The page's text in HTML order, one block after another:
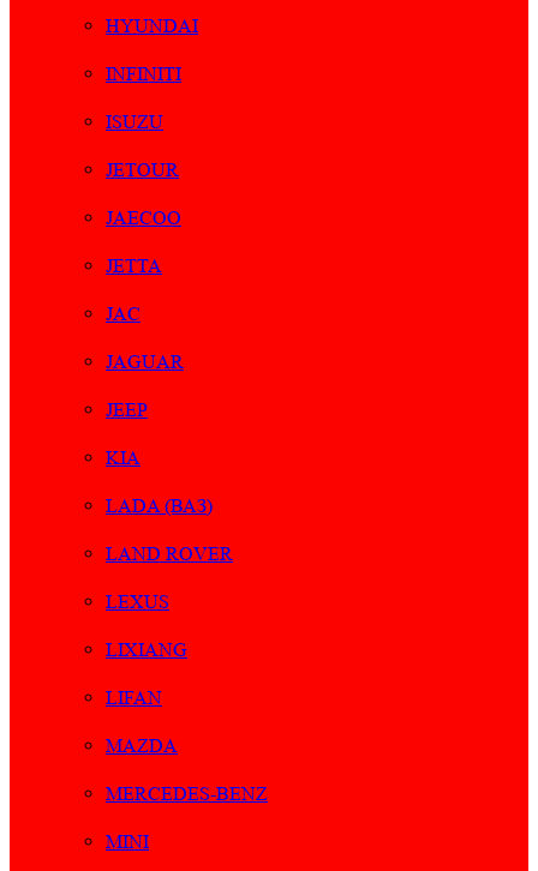
HYUNDAI
INFINITI
ISUZU
JETOUR
JAECOO
JETTA
JAC
JAGUAR
JEEP
KIA
LADA (ВАЗ)
LAND ROVER
LEXUS
LIXIANG
LIFAN
MAZDA
MERCEDES-BENZ
MINI